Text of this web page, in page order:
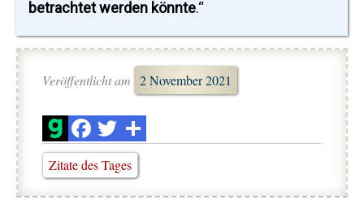
betrachtet werden könnte.“
Veröffentlicht am 2 November 2021
Zitate des Tages